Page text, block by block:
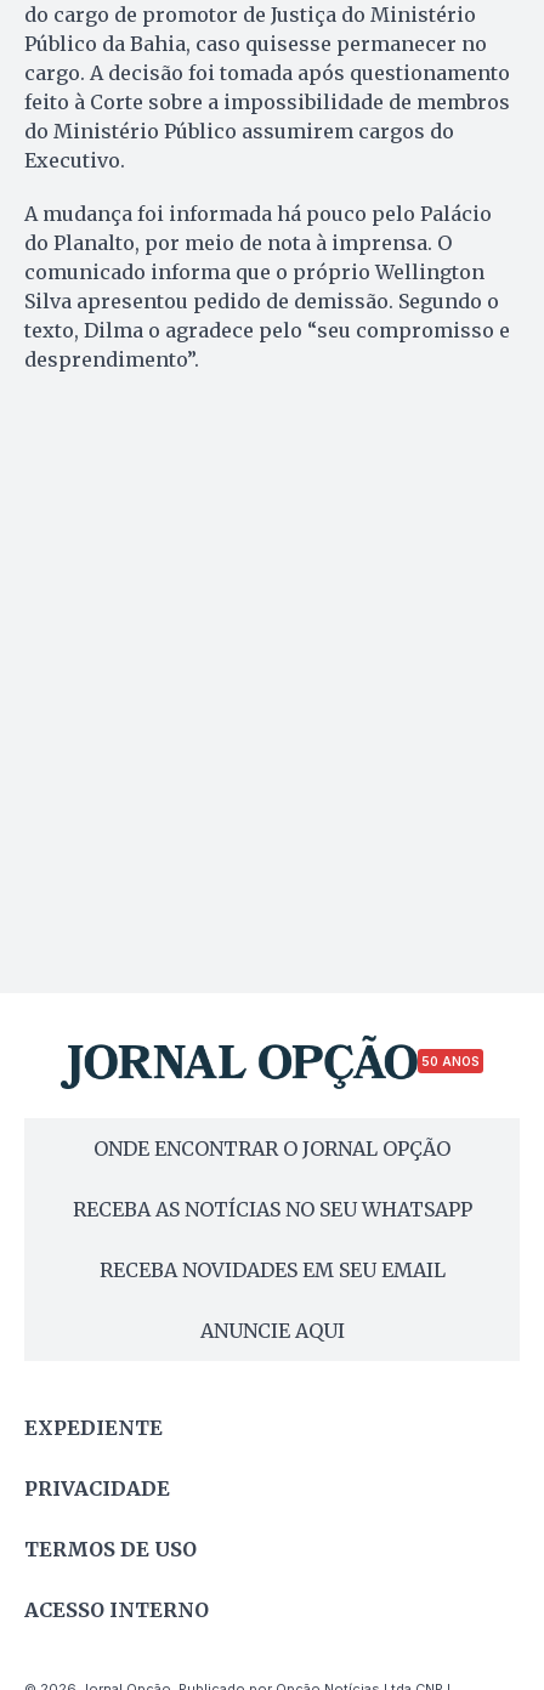
do cargo de promotor de Justiça do Ministério
Público da Bahia, caso quisesse permanecer no
cargo. A decisão foi tomada após questionamento
feito à Corte sobre a impossibilidade de membros
do Ministério Público assumirem cargos do
Executivo.
A mudança foi informada há pouco pelo Palácio
do Planalto, por meio de nota à imprensa. O
comunicado informa que o próprio Wellington
Silva apresentou pedido de demissão. Segundo o
texto, Dilma o agradece pelo “seu compromisso e
desprendimento”.
50 ANOS
ONDE ENCONTRAR O JORNAL OPÇÃO
RECEBA AS NOTÍCIAS NO SEU WHATSAPP
RECEBA NOVIDADES EM SEU EMAIL
ANUNCIE AQUI
EXPEDIENTE
PRIVACIDADE
TERMOS DE USO
ACESSO INTERNO